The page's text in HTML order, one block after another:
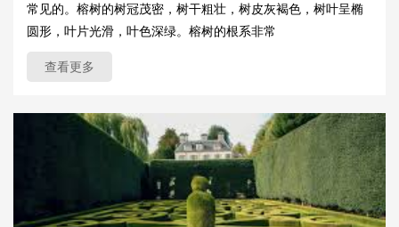
常见的。榕树的树冠茂密，树干粗壮，树皮灰褐色，树叶呈椭
圆形，叶片光滑，叶色深绿。榕树的根系非常
查看更多